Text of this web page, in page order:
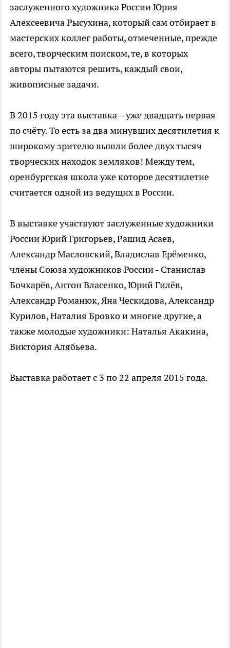
заслуженного художника России Юрия
Алексеевича Рысухина, который сам отбирает в
мастерских коллег работы, отмеченные, прежде
всего, творческим поиском, те, в которых
авторы пытаются решить, каждый свои,
живописные задачи.
В 2015 году эта выставка – уже двадцать первая
по счёту. То есть за два минувших десятилетия к
широкому зрителю вышли более двух тысяч
творческих находок земляков! Между тем,
оренбургская школа уже которое десятилетие
считается одной из ведущих в России.
В выставке участвуют заслуженные художники
России Юрий Григорьев, Рашид Асаев,
Александр Масловский, Владислав Ерёменко,
члены Союза художников России - Станислав
Бочкарёв, Антон Власенко, Юрий Гилёв,
Александр Романюк, Яна Ческидова, Александр
Курилов, Наталия Бровко и многие другие, а
также молодые художники: Наталья Акакина,
Виктория Алябьева.
Выставка работает с 3 по 22 апреля 2015 года.